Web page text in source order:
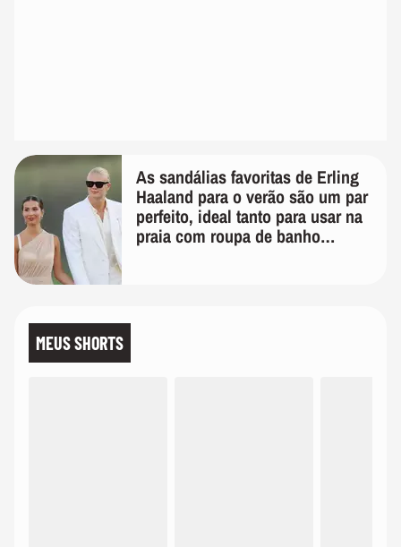
As sandálias favoritas de Erling
Haaland para o verão são um par
perfeito, ideal tanto para usar na
praia com roupa de banho
MEUS SHORTS